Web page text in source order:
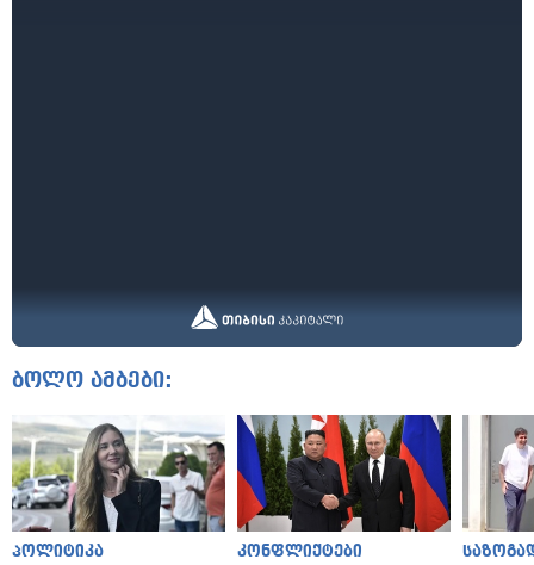
ბოლო ამბები:
პოლიტიკა კონფლიქტები